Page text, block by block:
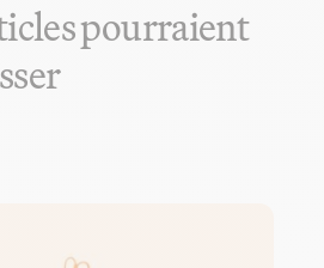
pourraient